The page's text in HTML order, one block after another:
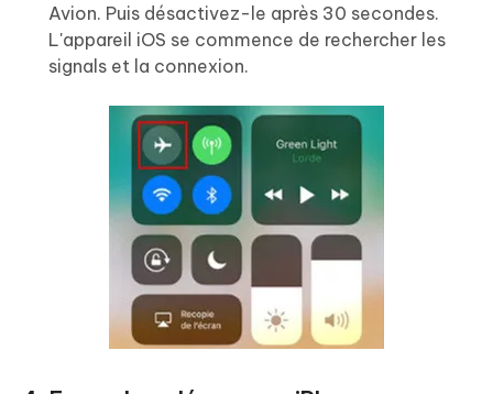
Avion. Puis désactivez-le après 30 secondes.
L'appareil iOS se commence de rechercher les
signals et la connexion.